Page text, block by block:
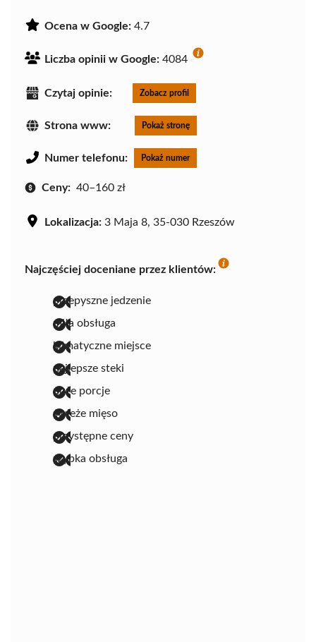
Ocena w Google: 4.7
Liczba opinii w Google: 4084
Czytaj opinie: Zobacz profil
Strona www: Pokaż stronę
Numer telefonu: Pokaż numer
Ceny: 40–160 zł
Lokalizacja: 3 Maja 8, 35-030 Rzeszów
Najczęściej doceniane przez klientów:
przepyszne jedzenie
miła obsługa
klimatyczne miejsce
najlepsze steki
duże porcje
świeże mięso
przystępne ceny
szybka obsługa